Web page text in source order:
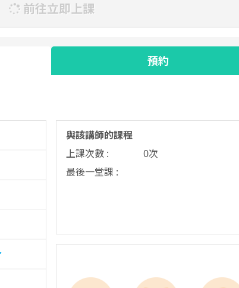
前往立即上課
預約
與該講師的課程
上課次數 :
0次
最後一堂課 :